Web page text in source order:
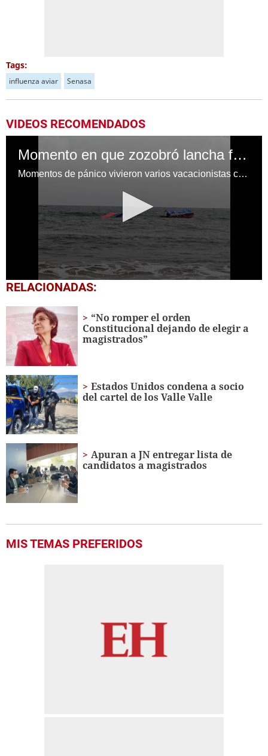
Tags:
influenza aviar Senasa
VIDEOS RECOMENDADOS
Momento en que zozobró lancha frente a Tela
Momentos de pánico vivieron varios vacacionistas cuando la lancha en la que viajaban se hundió en Tela
0
seconds
minute,
seconds
RELACIONADAS:
“No romper el orden
Constitucional dejando de elegir a
magistrados”
Estados Unidos condena a socio
del cartel de los Valle Valle
Apuran a JN entregar lista de
candidatos a magistrados
MIS TEMAS PREFERIDOS